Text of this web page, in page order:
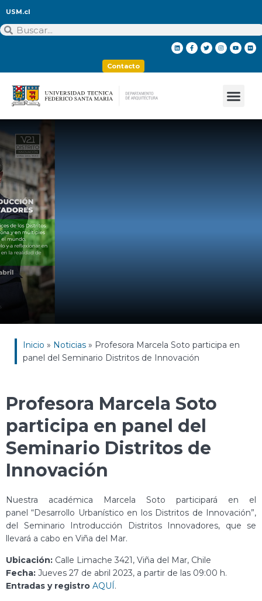
USM.cl
Contacto
Inicio » Noticias » Profesora Marcela Soto participa en
panel del Seminario Distritos de Innovación
Profesora Marcela Soto
participa en panel del
Seminario Distritos de
Innovación
Nuestra académica Marcela Soto participará en el
panel “Desarrollo Urbanístico en los Distritos de Innovación”,
del Seminario Introducción Distritos Innovadores, que se
llevará a cabo en Viña del Mar.
Ubicación: Calle Limache 3421, Viña del Mar, Chile
Fecha: Jueves 27 de abril 2023, a partir de las 09:00 h.
Entradas y registro AQUÍ.